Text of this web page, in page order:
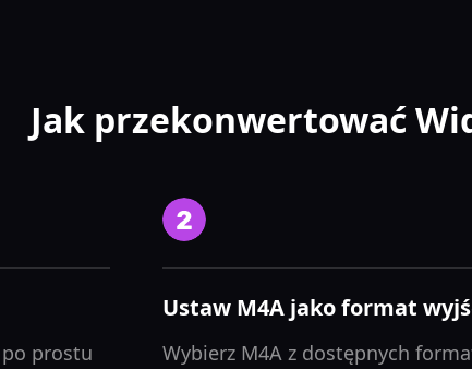
Jak przekonwertować
prostu
Ustaw M4A jako format
Wybierz M4A z dostępnych